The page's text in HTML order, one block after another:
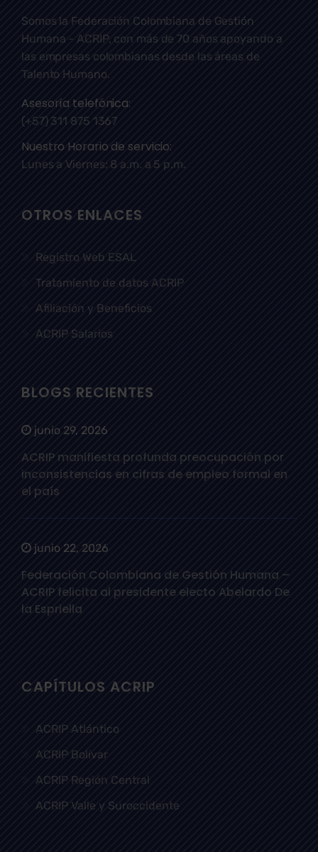
Somos la Federación Colombiana de Gestión
Humana - ACRIP, con más de 70 años apoyando a
las empresas colombianas desde las áreas de
Talento Humano.
Asesoría telefónica:
(+57) 311 875 1367
Nuestro Horario de servicio:
Lunes a Viernes: 8 a.m. a 5 p.m.
OTROS ENLACES
Registro Web ESAL
Tratamiento de datos ACRIP
Afiliación y Beneficios
ACRIP Salarios
BLOGS RECIENTES
junio 29, 2026
ACRIP manifiesta profunda preocupación por
inconsistencias en cifras de empleo formal en
el país
junio 22, 2026
Federación Colombiana de Gestión Humana –
ACRIP felicita al presidente electo Abelardo De
la Espriella
CAPÍTULOS ACRIP
ACRIP Atlántico
ACRIP Bolívar
ACRIP Región Central
ACRIP Valle y Suroccidente